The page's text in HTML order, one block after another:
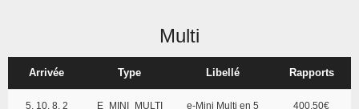
Multi
Arrivée Type Libellé Rapports
5, 10, 8, 2 E_MINI_MULTI e-Mini Multi en 5 400,50€